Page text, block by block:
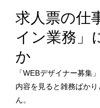
求人票の仕
イン業務」
か
「WEBデザイナー募集
内容を見ると雑務ばか
ん。